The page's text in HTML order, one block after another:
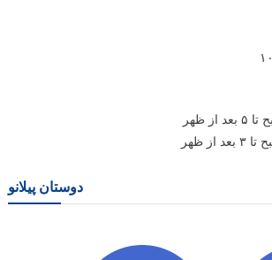
دوستان پیلانو